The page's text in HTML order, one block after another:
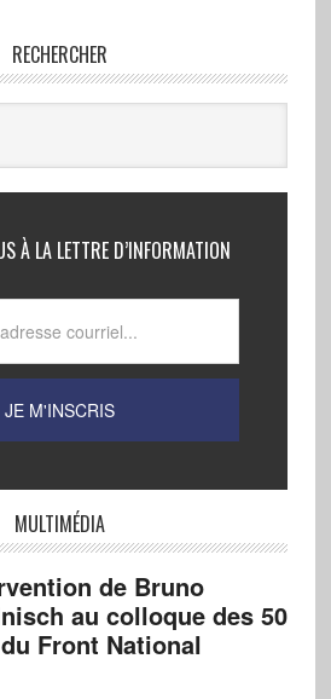
RECHERCHER
À LA LETTRE D’INFORMATION
MULTIMÉDIA
de Bruno
au colloque des 50
Front National